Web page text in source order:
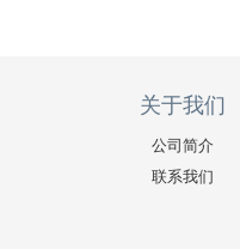
关于我们
公司简介
联系我们